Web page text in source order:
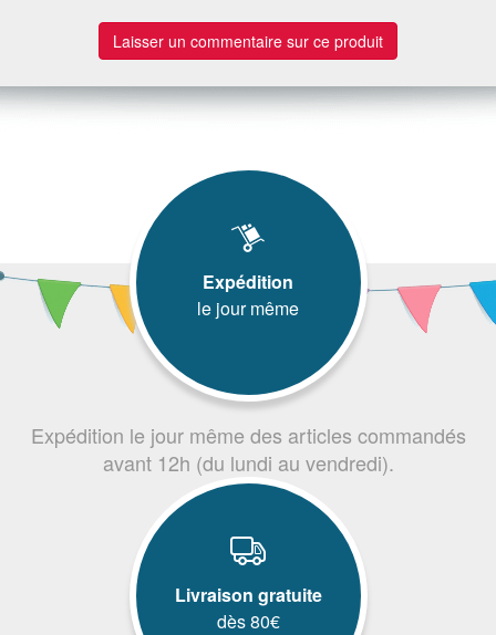
Laisser un commentaire sur ce produit
Expédition
le jour même
Expédition le jour même des articles commandés
avant 12h (du lundi au vendredi).
Livraison gratuite
dès 80€